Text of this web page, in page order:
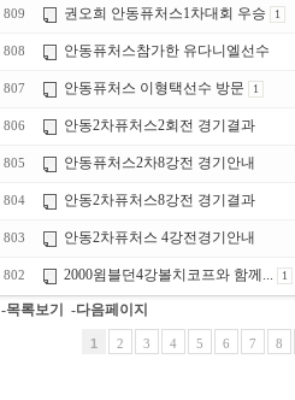
809 권오희 안동퓨처스1차대회 우승 1
808 안동퓨처스참가한 유다니엘선수
807 안동퓨처스 이형택선수 방문 1
806 안동2차퓨처스2회전 경기결과
805 안동퓨처스2차8강전 경기안내
804 안동2차퓨처스8강전 경기결과
803 안동2차퓨처스 4강전경기안내
802 2000윔블던4강볼치코프와 함께... 1
-목록보기 -다음페이지
1 2 3 4 5 6 7 8